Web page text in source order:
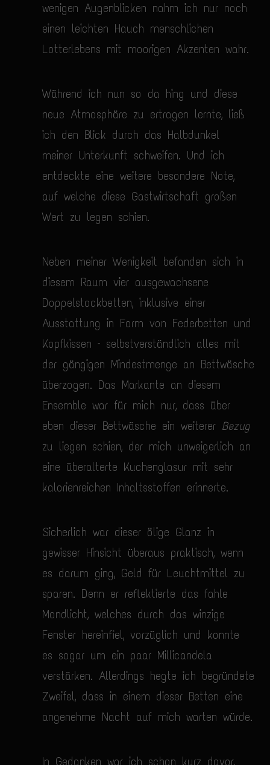
wenigen Augenblicken nahm ich nur noch
einen leichten Hauch menschlichen
Lotterlebens mit moorigen Akzenten wahr.
Während ich nun so da hing und diese
neue Atmosphäre zu ertragen lernte, ließ
ich den Blick durch das Halbdunkel
meiner Unterkunft schweifen. Und ich
entdeckte eine weitere besondere Note,
auf welche diese Gastwirtschaft großen
Wert zu legen schien.
Neben meiner Wenigkeit befanden sich in
diesem Raum vier ausgewachsene
Doppelstockbetten, inklusive einer
Ausstattung in Form von Federbetten und
Kopfkissen – selbstverständlich alles mit
der gängigen Mindestmenge an Bettwäsche
überzogen. Das Markante an diesem
Ensemble war für mich nur, dass über
eben dieser Bettwäsche ein weiterer Bezug
zu liegen schien, der mich unweigerlich an
eine überalterte Kuchenglasur mit sehr
kalorienreichen Inhaltsstoffen erinnerte.
Sicherlich war dieser ölige Glanz in
gewisser Hinsicht überaus praktisch, wenn
es darum ging, Geld für Leuchtmittel zu
sparen. Denn er reflektierte das fahle
Mondlicht, welches durch das winzige
Fenster hereinfiel, vorzüglich und konnte
es sogar um ein paar Millicandela
verstärken. Allerdings hegte ich begründete
Zweifel, dass in einem dieser Betten eine
angenehme Nacht auf mich warten würde.
In Gedanken war ich schon kurz davor,